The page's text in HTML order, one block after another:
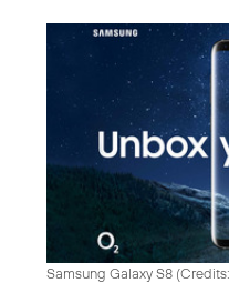
Samsung Galaxy S8 (